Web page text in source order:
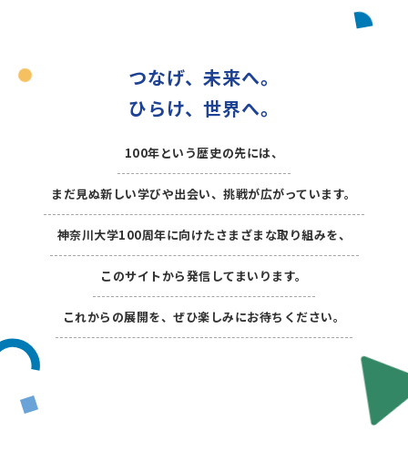
つなげ、未来へ。
ひらけ、世界へ。
100年という歴史の先には、
まだ見ぬ新しい学びや出会い、挑戦が広がっています。
神奈川大学100周年に向けたさまざまな取り組みを、
このサイトから発信してまいります。
これからの展開を、ぜひ楽しみにお待ちください。